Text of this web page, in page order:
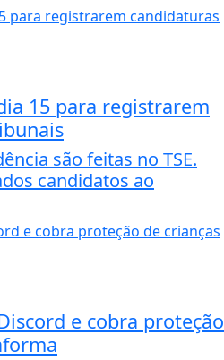
15 para registrarem
são feitas no TSE.
candidatos ao
e cobra proteção